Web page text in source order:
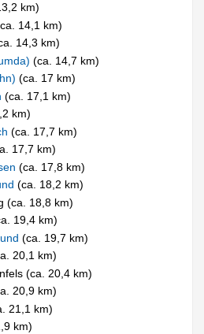
km)
14,1 km)
14,3 km)
(ca. 14,7 km)
(ca. 17 km)
(ca. 17,1 km)
km)
(ca. 17,7 km)
17,7 km)
(ca. 17,8 km)
(ca. 18,2 km)
(ca. 18,8 km)
19,4 km)
(ca. 19,7 km)
20,1 km)
(ca. 20,4 km)
20,9 km)
21,1 km)
km)